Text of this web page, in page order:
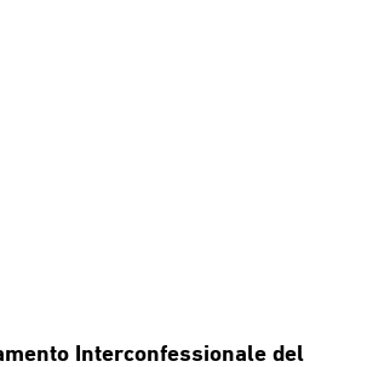
Interconfessionale del